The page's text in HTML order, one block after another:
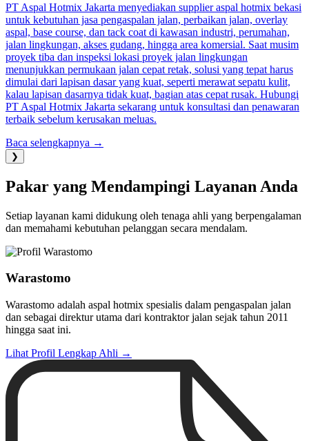
PT Aspal Hotmix Jakarta menyediakan supplier aspal hotmix bekasi
untuk kebutuhan jasa pengaspalan jalan, perbaikan jalan, overlay
aspal, base course, dan tack coat di kawasan industri, perumahan,
jalan lingkungan, akses gudang, hingga area komersial. Saat musim
proyek tiba dan inspeksi lokasi proyek jalan lingkungan
menunjukkan permukaan jalan cepat retak, solusi yang tepat harus
dimulai dari lapisan dasar yang kuat, seperti merawat sepatu kulit,
kalau lapisan dasarnya tidak kuat, bagian atas cepat rusak. Hubungi
PT Aspal Hotmix Jakarta sekarang untuk konsultasi dan penawaran
terbaik sebelum kerusakan meluas.
Baca selengkapnya →
❯
Pakar yang Mendampingi Layanan Anda
Setiap layanan kami didukung oleh tenaga ahli yang berpengalaman
dan memahami kebutuhan pelanggan secara mendalam.
Warastomo
Warastomo adalah aspal hotmix spesialis dalam pengaspalan jalan
dan sebagai direktur utama dari kontraktor jalan sejak tahun 2011
hingga saat ini.
Lihat Profil Lengkap Ahli →